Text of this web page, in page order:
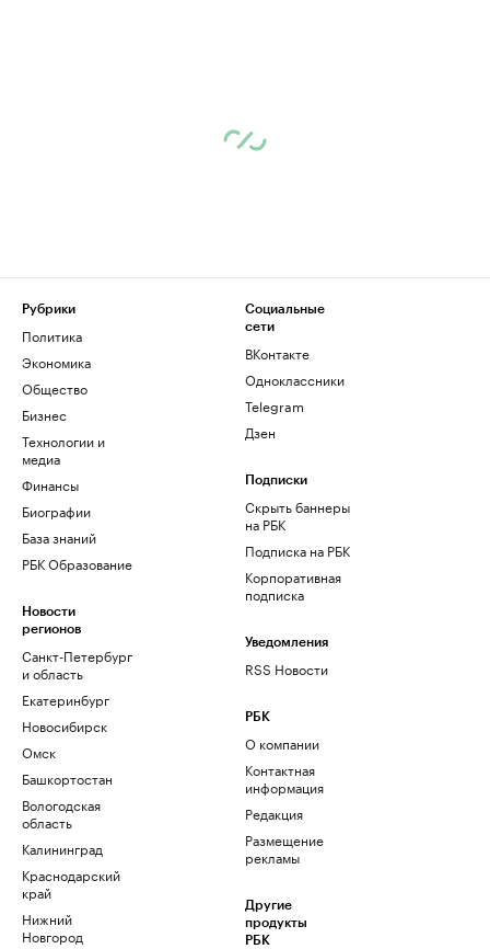
Рубрики
Политика
Экономика
Общество
Бизнес
Технологии и
медиа
Финансы
Биографии
База знаний
РБК Образование
Новости
регионов
Санкт-Петербург
и область
Екатеринбург
Новосибирск
Омск
Башкортостан
Вологодская
область
Калининград
Краснодарский
край
Нижний
Новгород
Социальные
сети
ВКонтакте
Одноклассники
Telegram
Дзен
Подписки
Скрыть баннеры
на РБК
Подписка на РБК
Корпоративная
подписка
Уведомления
RSS Новости
РБК
О компании
Контактная
информация
Редакция
Размещение
рекламы
Другие
продукты
РБК